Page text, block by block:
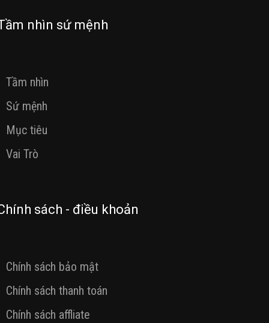
nhìn sứ mệnh
Tầm nhìn
Sứ mệnh
Mục tiêu
Vai Trò
sách - điều khoản
Chính sách bảo mật
Chính sách thanh toán
Chính sách affliate